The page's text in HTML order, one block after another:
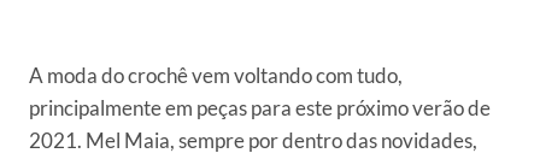
A moda do crochê vem voltando com tudo,
principalmente em peças para este próximo verão de
2021. Mel Maia, sempre por dentro das novidades,